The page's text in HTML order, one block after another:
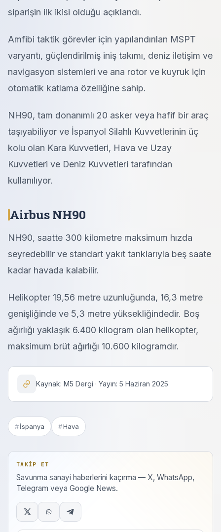
siparişin ilk ikisi olduğu açıklandı.
Amfibi taktik görevler için yapılandırılan MSPT
varyantı, güçlendirilmiş iniş takımı, deniz iletişim ve
navigasyon sistemleri ve ana rotor ve kuyruk için
otomatik katlama özelliğine sahip.
NH90, tam donanımlı 20 asker veya hafif bir araç
taşıyabiliyor ve İspanyol Silahlı Kuvvetlerinin üç
kolu olan Kara Kuvvetleri, Hava ve Uzay
Kuvvetleri ve Deniz Kuvvetleri tarafından
kullanılıyor.
Airbus NH90
NH90, saatte 300 kilometre maksimum hızda
seyredebilir ve standart yakıt tanklarıyla beş saate
kadar havada kalabilir.
Helikopter 19,56 metre uzunluğunda, 16,3 metre
genişliğinde ve 5,3 metre yüksekliğindedir. Boş
ağırlığı yaklaşık 6.400 kilogram olan helikopter,
maksimum brüt ağırlığı 10.600 kilogramdır.
Kaynak: M5 Dergi · Yayın: 5 Haziran 2025
İspanya Hava
TAKIP ET
Savunma sanayi haberlerini kaçırma — X, WhatsApp,
Telegram veya Google News.